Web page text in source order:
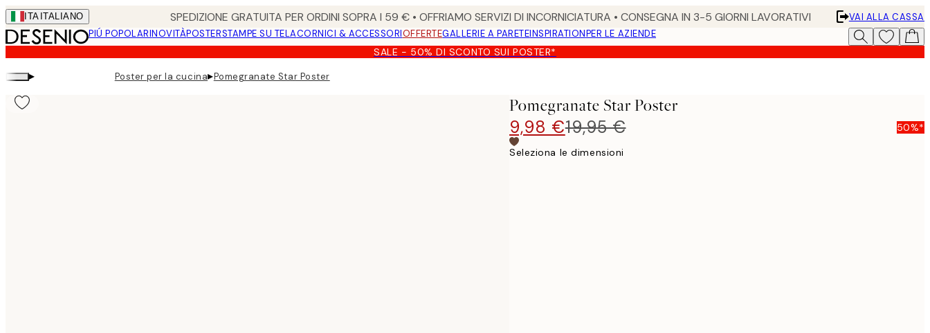
Skip
to
main
content.
ITA ITALIANO SPEDIZIONE GRATUITA PER ORDINI SOPRA I 59 € • OFFRIAMO SERVIZI DI INCORNICIATURA • CONSEGNA IN 3-5 GIORNI LAVORATIVI
VAI ALLA CASSA
PIÚ POPOLARINOVITÀPOSTERSTAMPE SU TELACORNICI & ACCESSORIOFFERTEGALLERIE A PARETEINSPIRATIONPER LE AZIENDE
SALE - 50% DI SCONTO SUI POSTER*
▸ Poster per la cucina▸Pomegranate Star Poster
Pomegranate Star Poster
9,98 €19,95 € 50%*
Seleziona le dimensioni